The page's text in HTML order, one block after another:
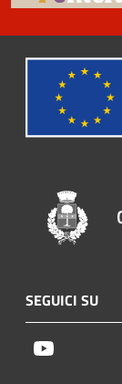
SEGUICI SU